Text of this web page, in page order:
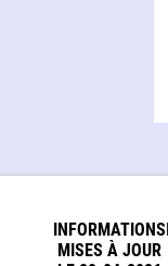
INFORMATIONS
MISES À JOUR